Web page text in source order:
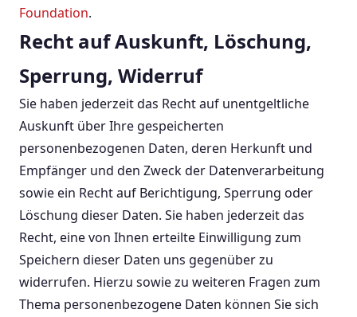
Foundation.
Recht auf Auskunft, Löschung,
Sperrung, Widerruf
Sie haben jederzeit das Recht auf unentgeltliche
Auskunft über Ihre gespeicherten
personenbezogenen Daten, deren Herkunft und
Empfänger und den Zweck der Datenverarbeitung
sowie ein Recht auf Berichtigung, Sperrung oder
Löschung dieser Daten. Sie haben jederzeit das
Recht, eine von Ihnen erteilte Einwilligung zum
Speichern dieser Daten uns gegenüber zu
widerrufen. Hierzu sowie zu weiteren Fragen zum
Thema personenbezogene Daten können Sie sich